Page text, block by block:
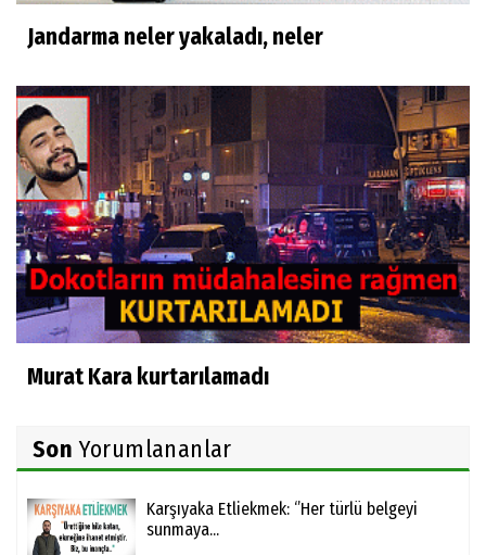
Jandarma neler yakaladı, neler
Murat Kara kurtarılamadı
Son Yorumlananlar
Karşıyaka Etliekmek: ‘’Her türlü belgeyi
sunmaya...